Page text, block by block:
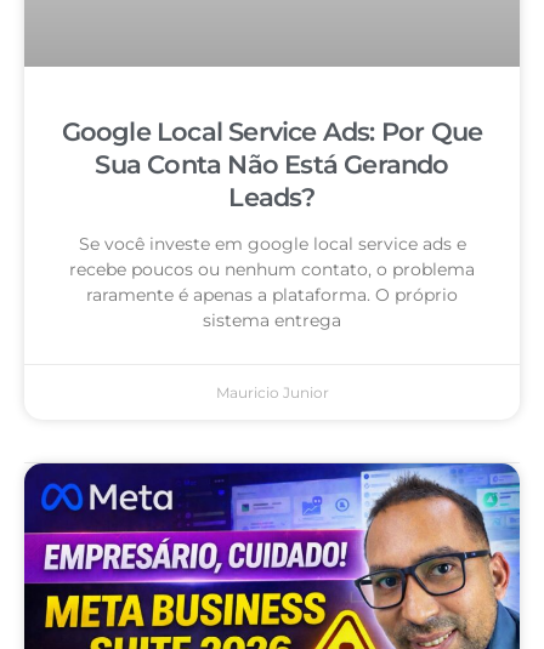
Google Local Service Ads: Por Que
Sua Conta Não Está Gerando
Leads?
Se você investe em google local service ads e
recebe poucos ou nenhum contato, o problema
raramente é apenas a plataforma. O próprio
sistema entrega
Mauricio Junior